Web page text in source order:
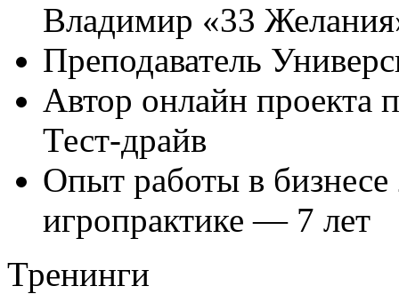
Владимир «33
Преподаватель
Автор онлайн проекта
Тест-драйв
Опыт работы в бизнесе
игропрактике — 7 лет
Тренинги